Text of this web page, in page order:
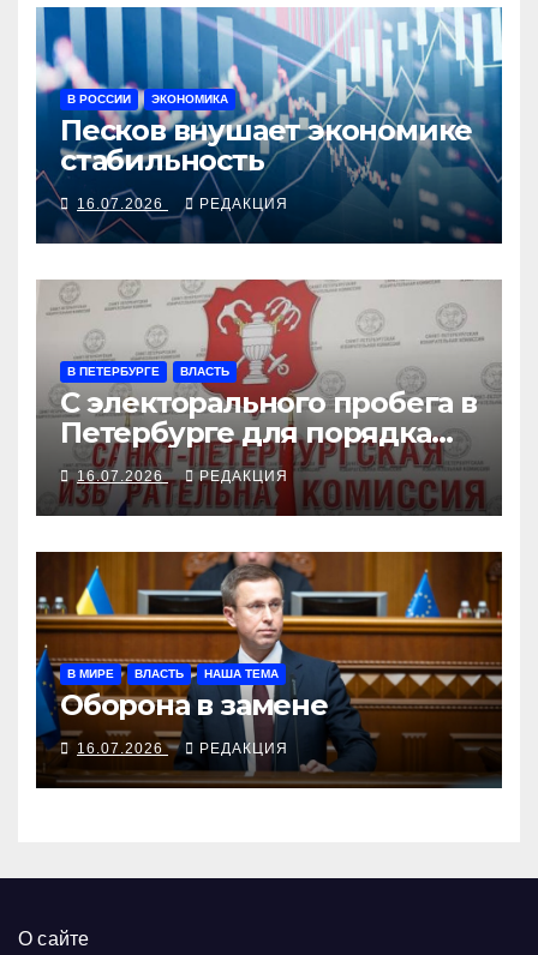
В РОССИИ ЭКОНОМИКА
Песков внушает экономике
стабильность
16.07.2026 РЕДАКЦИЯ
В ПЕТЕРБУРГЕ ВЛАСТЬ
С электорального пробега в
Петербурге для порядка
сняли «Родину»
16.07.2026 РЕДАКЦИЯ
В МИРЕ ВЛАСТЬ НАША ТЕМА
Оборона в замене
16.07.2026 РЕДАКЦИЯ
О сайте